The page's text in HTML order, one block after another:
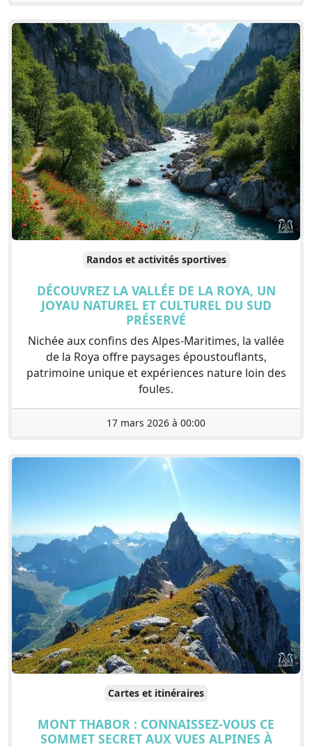
Randos et activités sportives
DÉCOUVREZ LA VALLÉE DE LA ROYA, UN
JOYAU NATUREL ET CULTUREL DU SUD
PRÉSERVÉ
Nichée aux confins des Alpes-Maritimes, la vallée
de la Roya offre paysages époustouflants,
patrimoine unique et expériences nature loin des
foules.
17 mars 2026 à 00:00
Cartes et itinéraires
MONT THABOR : CONNAISSEZ-VOUS CE
SOMMET SECRET AUX VUES ALPINES À